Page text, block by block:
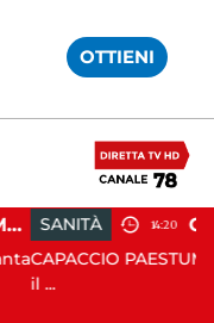
OTTIENI
All’esito di proficue